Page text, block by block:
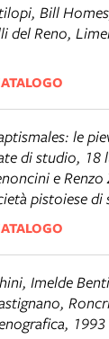
Bill
del Reno,
le
di studio, 18
e
pistoiese
Imelde
1993